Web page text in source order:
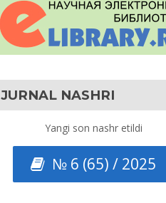
JURNAL NASHRI
Yangi son nashr etildi
№ 6 (65) / 2025